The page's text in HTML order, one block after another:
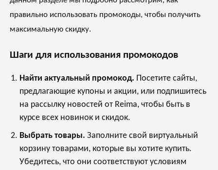
правильно использовать промокоды, чтобы получить
максимальную скидку.
Шаги для использования промокодов
Найти актуальный промокод. Посетите сайты,
предлагающие купоны и акции, или подпишитесь
на рассылку новостей от Reima, чтобы быть в
курсе всех новинок и скидок.
Выбрать товары. Заполните свой виртуальный
корзину товарами, которые вы хотите купить.
Убедитесь, что они соответствуют условиям